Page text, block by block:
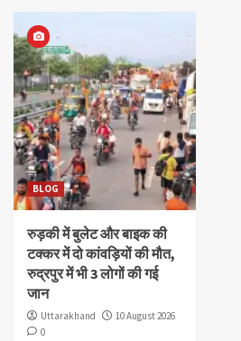
BLOG
रुड़की में बुलेट और बाइक की
टक्कर में दो कांवड़ियों की मौत,
रुद्रपुर में भी 3 लोगों की गई
जान
Uttarakhand
10 August 2026
0